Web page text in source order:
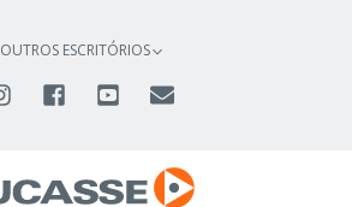
OUTROS ESCRITÓRIOS